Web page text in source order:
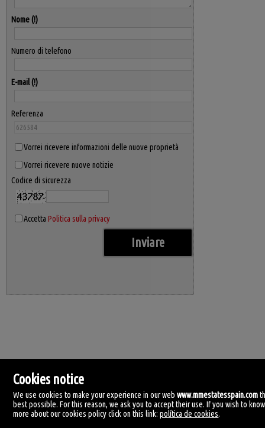
Nome
Numero di telefono
E-mail
Referenza
Vorrei ricevere informazioni delle nuove proprietà
Vorrei ricevere nuove notizie
Codice di sicurezza
Accetta Politica sulla privacy
Cookies notice
We use cookies to make your experience in our webwww.mmestatesspain.com
best possible. For this reason, we ask you to accept their use. If you wish to know
more about our cookies policy click on this link:política de cookies.